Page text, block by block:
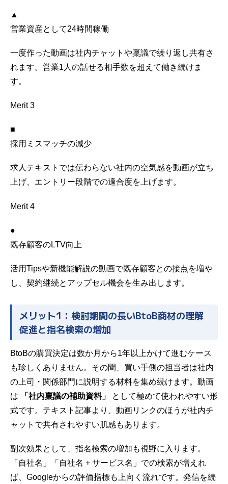
▲
営業資産として24時間稼働
一度作った動画は社内チャットや稟議で繰り返し共有さ
れます。営業1人の話せる相手数を超えて働き続けま
す。
Merit 3
■
採用ミスマッチの減少
求人テキストでは伝わらない社内の空気感を動画が立ち
上げ、エントリー段階での適合度を上げます。
Merit 4
●
既存顧客のLTV向上
活用Tipsや新機能解説の動画で既存顧客との接点を増や
し、契約継続とアップセル機会を生み出します。
メリット1：検討期間の長いBtoB商材の理解
促進と指名検索の増加
BtoBの購買決定は数か月から1年以上かけて進むケース
も珍しくありません。その間、買い手側の担当者は社内
の上司・関係部門に説明する材料を集め続けます。動画
は
「社内稟議の補助資料」
として極めて使われやすい形
式です。テキスト記事より、動画リンクのほうが社内チ
ャットで共有されやすい肌感もあります。
副次効果として、指名検索の増加も視野に入ります。
「自社名」「自社名 + サービス名」での検索が増えれ
ば、Googleからの評価指標も上向く流れです。発信を続